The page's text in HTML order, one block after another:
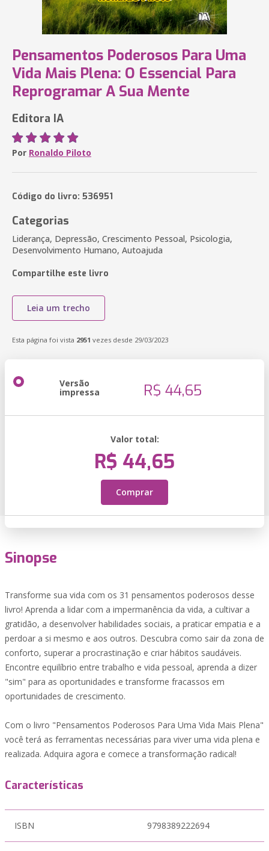
Pensamentos Poderosos Para Uma
Vida Mais Plena: O Essencial Para
Reprogramar A Sua Mente
Editora IA
Por Ronaldo Piloto
Código do livro: 536951
Categorias
Liderança, Depressão, Crescimento Pessoal, Psicologia,
Desenvolvimento Humano, Autoajuda
Compartilhe este livro
Leia um trecho
Esta página foi vista 2951 vezes desde 29/03/2023
Versão
impressa R$ 44,65
Valor total:
R$ 44,65
Comprar
Sinopse
Transforme sua vida com os 31 pensamentos poderosos desse
livro! Aprenda a lidar com a impermanência da vida, a cultivar a
gratidão, a desenvolver habilidades sociais, a praticar empatia e a
perdoar a si mesmo e aos outros. Descubra como sair da zona de
conforto, superar a procrastinação e criar hábitos saudáveis.
Encontre equilíbrio entre trabalho e vida pessoal, aprenda a dizer
"sim" para as oportunidades e transforme fracassos em
oportunidades de crescimento.
Com o livro "Pensamentos Poderosos Para Uma Vida Mais Plena"
você terá as ferramentas necessárias para viver uma vida plena e
realizada. Adquira agora e comece a transformação radical!
Características
ISBN 9798389222694